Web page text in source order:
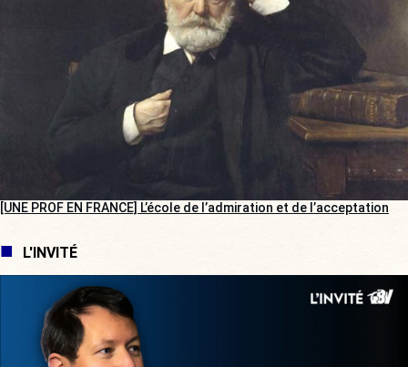
[UNE PROF EN FRANCE] L’école de l’admiration et de l’acceptation
L'INVITÉ